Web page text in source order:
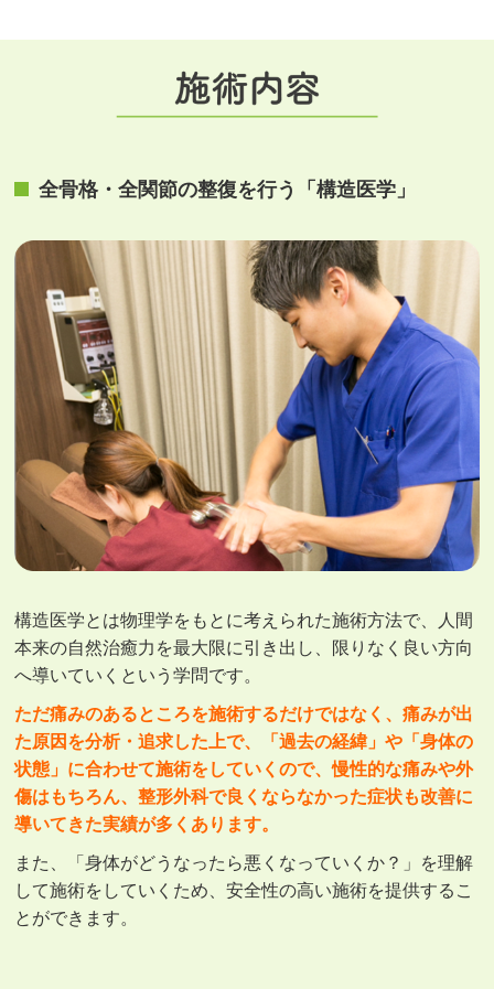
全⾻格・全関節の整復を⾏う「構造医学」
構造医学とは物理学をもとに考えられた施術方法で、人間
本来の自然治癒力を最大限に引き出し、限りなく良い方向
へ導いていくという学問です。
ただ痛みのあるところを施術するだけではなく、痛みが出
た原因を分析・追求した上で、「過去の経緯」や「身体の
状態」に合わせて施術をしていくので、慢性的な痛みや外
傷はもちろん、整形外科で良くならなかった症状も改善に
導いてきた実績が多くあります。
また、「身体がどうなったら悪くなっていくか？」を理解
して施術をしていくため、安全性の高い施術を提供するこ
とができます。